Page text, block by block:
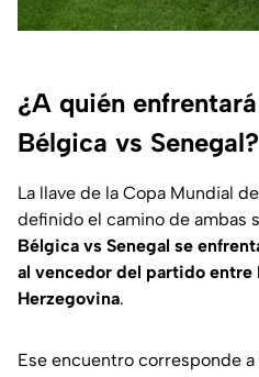
¿A quién
Bélgica vs Senegal?
La llave de la Copa Mundial
definido el camino de ambas
Bélgica vs Senegal se
al vencedor del partido entre
Herzegovina.
Ese encuentro corresponde